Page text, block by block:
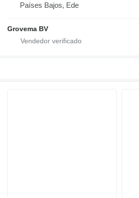
Países Bajos, Ede
Grovema BV